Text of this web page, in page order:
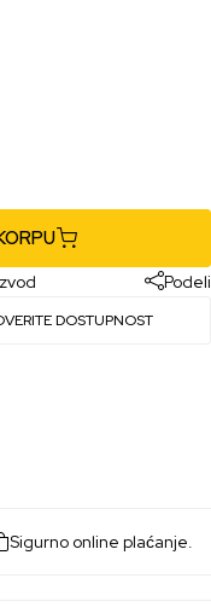
Podeli
DOSTUPNOST
Sigurno online plaćanje.